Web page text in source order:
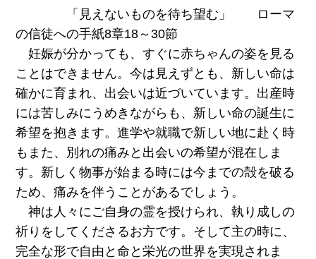
「見えないものを待ち望む」 ローマ
の信徒への手紙8章18～30節
妊娠が分かっても、すぐに赤ちゃんの姿を見る
ことはできません。今は見えずとも、新しい命は
確かに育まれ、出会いは近づいています。出産時
には苦しみにうめきながらも、新しい命の誕生に
希望を抱きます。進学や就職で新しい地に赴く時
もまた、別れの痛みと出会いの希望が混在しま
す。新しく物事が始まる時には今までの殻を破る
ため、痛みを伴うことがあるでしょう。
神は人々にご自身の霊を授けられ、執り成しの
祈りをしてくださるお方です。そして主の時に、
完全な形で自由と命と栄光の世界を実現されま